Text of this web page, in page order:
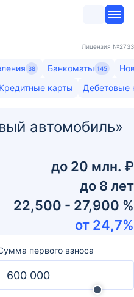
Лицензия №2733
38 Банкоматы 145
Кредитные карты Дебетовые
автомобиль»
до 20 млн. ₽
до 8 лет
22,500 - 27,900 %
от 24,7%
первого взноса